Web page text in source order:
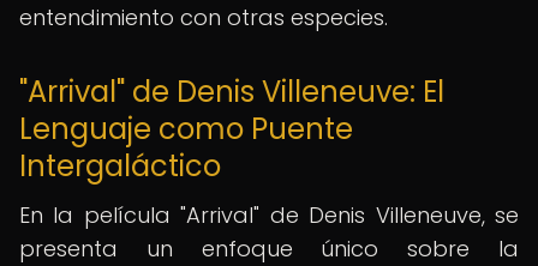
entendimiento con otras especies.
"Arrival" de Denis Villeneuve: El
Lenguaje como Puente
Intergaláctico
En la película "Arrival" de Denis Villeneuve, se
presenta un enfoque único sobre la